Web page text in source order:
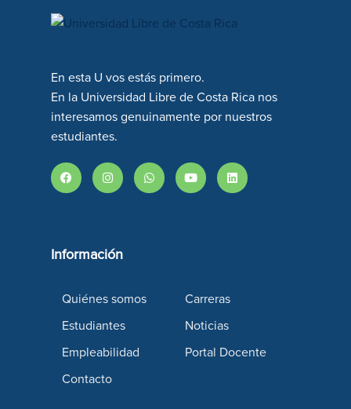
En esta U vos estás primero.
En la Universidad Libre de Costa Rica nos
interesamos genuinamente por nuestros
estudiantes.
Información
Quiénes somos Carreras
Estudiantes Noticias
Empleabilidad Portal Docente
Contacto